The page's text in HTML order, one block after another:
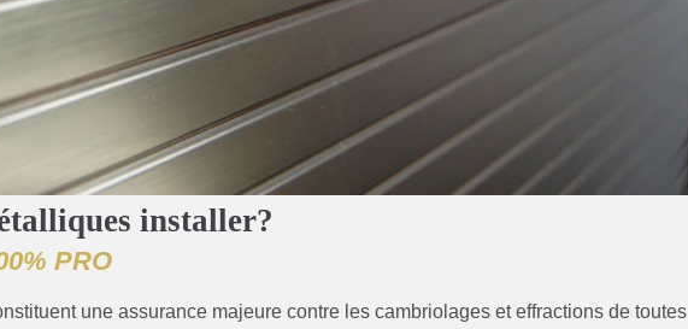
installer?
PRO
une assurance majeure contre les cambriolages et effractions de toutes